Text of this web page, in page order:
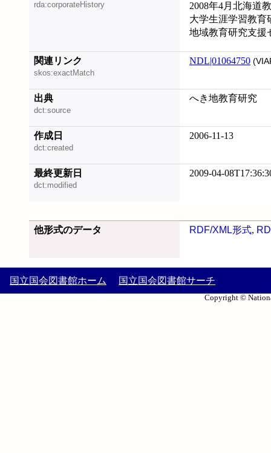
rda:corporateHistory
2008年4月北海道
大学生涯学習教育
地域教育研究支援
関連リンク
skos:exactMatch
NDL|01064750
出典
dct:source
へき地教育研究
作成日
dct:created
2006-11-13
最終更新日
dct:modified
2009-04-
他形式のデータ RDF/XML形式,
国立国会図書館ホーム 国立国会図書館サーチ
Copyright ©